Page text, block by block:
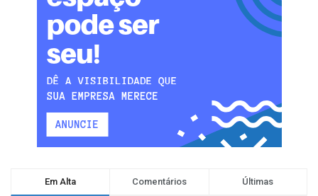
Em Alta Comentários Últimas